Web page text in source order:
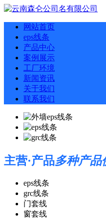
网站首页
eps线条
产品中心
案例展示
工厂环境
新闻资讯
关于我们
联系我们
主营·产品多种产品
eps线条
grc线条
门套线
窗套线